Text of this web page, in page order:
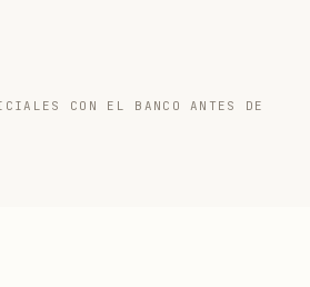
CON EL BANCO ANTES DE